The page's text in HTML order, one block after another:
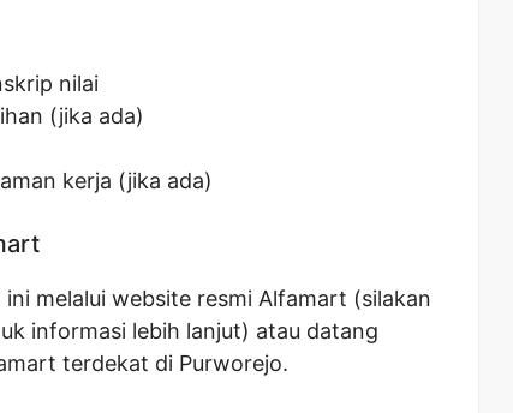
nilai
(jika ada)
kerja (jika ada)
melalui website resmi Alfamart (silakan
informasi lebih lanjut) atau datang
terdekat di Purworejo.